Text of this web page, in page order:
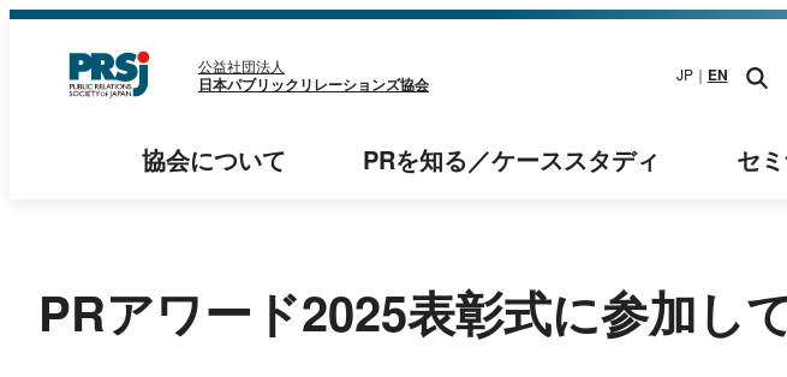
内
公益社団法人
日本パブリックリレーションズ協会 JP｜ EN
協会について PRを知る／ケーススタディ セ
PRアワード2025表彰式に参加し